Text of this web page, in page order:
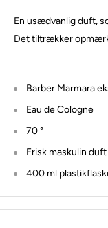
En usædvanlig duft,
Det tiltrækker
Barber Marmara
Eau de Cologne
70 °
Frisk maskulin duft
400 ml